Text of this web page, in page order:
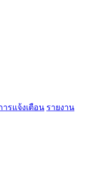
ารแจ้งเตือน รายงาน